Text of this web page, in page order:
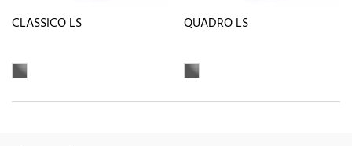
CLASSICO LS QUADRO LS